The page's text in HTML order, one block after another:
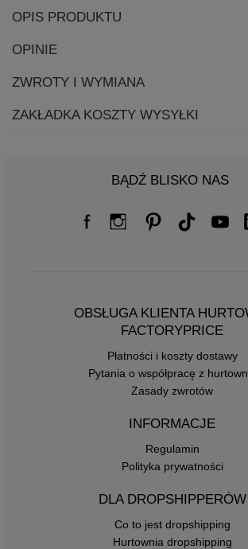
OPIS PRODUKTU
OPINIE
ZWROTY I WYMIANA
ZAKŁADKA KOSZTY WYSYŁKI
BĄDŹ BLISKO NAS
OBSŁUGA KLIENTA
FACTORYPRICE
Płatności i koszty dostawy
Pytania o współpracę z
Zasady zwrotów
INFORMACJE
Regulamin
Polityka prywatności
DLA DROPSHIPPERÓW
Co to jest dropshipping
Hurtownia dropshipping